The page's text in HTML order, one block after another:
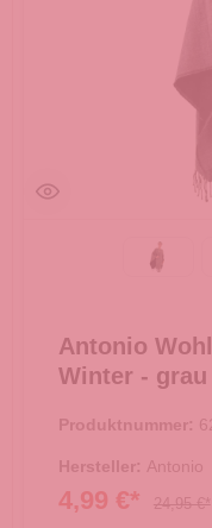
Taupe
Antonio
Winter - grau
Produktnummer:
Hersteller: Antonio
4,99 €* 24,95 €*